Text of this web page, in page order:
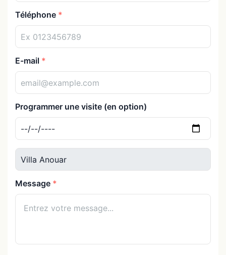
Téléphone
E-mail
Programmer une visite (en option)
Message